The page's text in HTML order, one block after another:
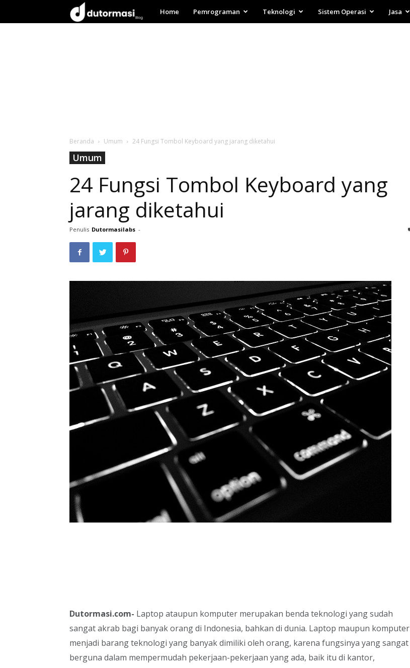
Dutormasi
Home Pemrograman Teknologi Sistem Operasi Jasa
Beranda Umum 24 Fungsi Tombol Keyboard yang jarang diketahui
Umum
24 Fungsi Tombol Keyboard yang
jarang diketahui
Penulis Dutormasilabs -
Dutormasi.com- Laptop ataupun komputer merupakan benda teknologi yang sudah
sangat akrab bagi banyak orang di Indonesia, bahkan di dunia. Laptop maupun komputer
menjadi barang teknologi yang banyak dimiliki oleh orang, karena fungsinya yang sangat
berguna dalam mempermudah pekerjaan-pekerjaan yang ada, baik itu di kantor,